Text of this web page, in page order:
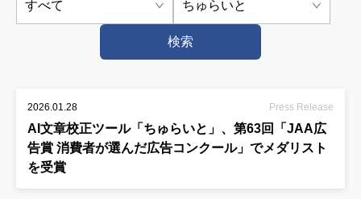
検索
2026.01.28 Press Release
AI文章校正ツール「ちゅらいと」、第63回「JAA広
告賞 消費者が選んだ広告コンクール」でメダリスト
を受賞